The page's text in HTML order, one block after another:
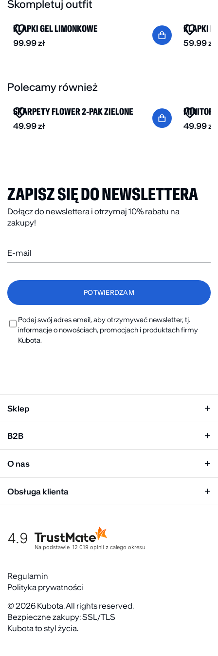
świat był tak zbalansowany, wszystko byłoby idealnie.
Skompletuj outfit
NOWOŚĆ
KLAPKI GEL LIMONKOWE
99.99zł
KLAPKI
59.99zł
Polecamy również
NOWOŚĆ
SKARPETY FLOWER 2-PAK ZIELONE
49.99zł 49.99zł
ZAPISZ SIĘ DO NEWSLETTERA
Dołącz do newslettera i otrzymaj 10% rabatu na
zakupy!
Podaj swój adres email, aby otrzymywać newsletter, tj.
informacje o nowościach, promocjach i produktach firmy
Kubota.
Sklep
Klapki męskie
Mężczyzna
B2B
Panel hurtowy
O nas
Biuro prasowe
Kultura organizacyjna
Rekrutujemy
Obsługa klienta
Warunki dostawy
Zwroty
Kontakt
FAQ
4.9
Na podstawie 12 019 opinii z całego okresu
Regulamin
Polityka prywatności
© 2026 Kubota. All rights reserved.
Bezpieczne zakupy: SSL/TLS
Kubota to styl życia.